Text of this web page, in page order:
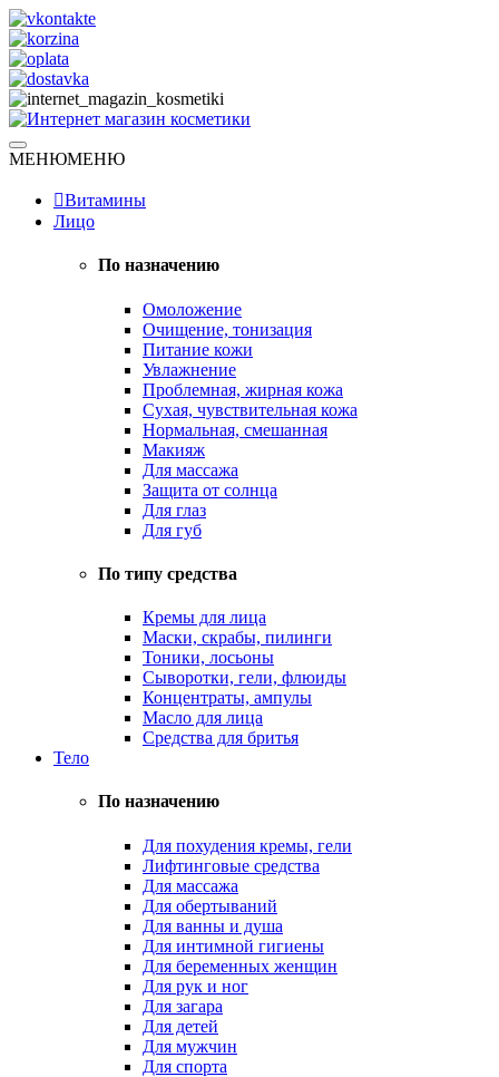
Skip
to
content
Интернет магазин косметики
Натуральная косметика
МЕНЮМЕНЮ
Витамины
Лицо
По назначению
Омоложение
Очищение, тонизация
Питание кожи
Увлажнение
Проблемная, жирная кожа
Сухая, чувствительная кожа
Нормальная, смешанная
Макияж
Для массажа
Защита от солнца
Для глаз
Для губ
По типу средства
Кремы для лица
Маски, скрабы, пилинги
Тоники, лосьоны
Сыворотки, гели, флюиды
Концентраты, ампулы
Масло для лица
Средства для бритья
Тело
По назначению
Для похудения кремы, гели
Лифтинговые средства
Для массажа
Для обертываний
Для ванны и душа
Для интимной гигиены
Для беременных женщин
Для рук и ног
Для загара
Для детей
Для мужчин
Для спорта